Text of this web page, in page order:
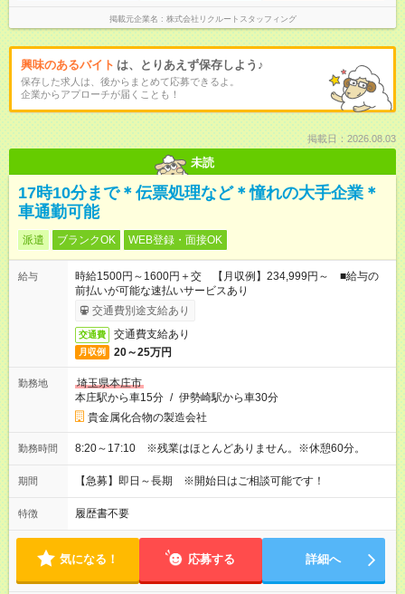
掲載元企業名 株式会社リクルートスタッフィング
興味のあるバイト は、とりあえず保存しよう♪
保存した求人は、後からまとめて応募できるよ。
企業からアプローチが届くことも！
掲載日：2026.08.03
未読
17時10分まで＊伝票処理など＊憧れの大手企業＊
車通勤可能
派遣 ブランクOK WEB登録・面接OK
給与
時給1500円～1600円＋交 【月収例】234,999円～ ■給与の
前払いが可能な速払いサービスあり
交通費別途支給あり
交通費 交通費支給あり
月収例 20～25万円
勤務地
埼玉県本庄市
本庄駅から車15分 / 伊勢崎駅から車30分
貴金属化合物の製造会社
勤務時間 8:20～17:10 ※残業はほとんどありません。※休憩60分。
期間 【急募】即日～長期 ※開始日はご相談可能です！
特徴 履歴書不要
気になる！ 応募する 詳細へ